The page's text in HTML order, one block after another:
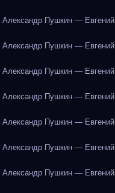
Александр Пушкин — Евгений
Александр Пушкин — Евгений
Александр Пушкин — Евгений
Александр Пушкин — Евгений
Александр Пушкин — Евгений
Александр Пушкин — Евгений
Александр Пушкин — Евгений